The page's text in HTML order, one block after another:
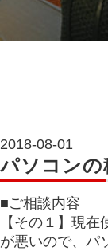
2018-08-01
パソコンの
■ご相談内容
【その１】現
が悪いので、パ